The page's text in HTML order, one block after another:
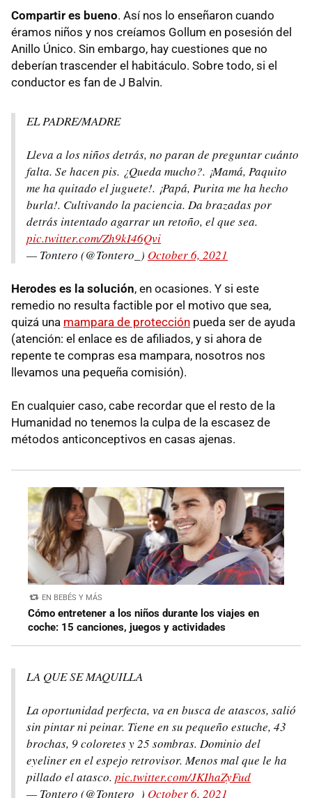
Compartir es bueno. Así nos lo enseñaron cuando
éramos niños y nos creíamos Gollum en posesión del
Anillo Único. Sin embargo, hay cuestiones que no
deberían trascender el habitáculo. Sobre todo, si el
conductor es fan de J Balvin.
EL PADRE/MADRE
Lleva a los niños detrás, no paran de preguntar cuánto
falta. Se hacen pis. ¿Queda mucho?. ¡Mamá, Paquito
me ha quitado el juguete!. ¡Papá, Purita me ha hecho
burla!. Cultivando la paciencia. Da brazadas por
detrás intentado agarrar un retoño, el que sea.
pic.twitter.com/Zh9kI46Qvi
— Tontero (@Tontero_) October 6, 2021
Herodes es la solución, en ocasiones. Y si este
remedio no resulta factible por el motivo que sea,
quizá una mampara de protección pueda ser de ayuda
(atención: el enlace es de afiliados, y si ahora de
repente te compras esa mampara, nosotros nos
llevamos una pequeña comisión).
En cualquier caso, cabe recordar que el resto de la
Humanidad no tenemos la culpa de la escasez de
métodos anticonceptivos en casas ajenas.
EN BEBÉS Y MÁS
Cómo entretener a los niños durante los viajes en
coche: 15 canciones, juegos y actividades
LA QUE SE MAQUILLA
La oportunidad perfecta, va en busca de atascos, salió
sin pintar ni peinar. Tiene en su pequeño estuche, 43
brochas, 9 coloretes y 25 sombras. Dominio del
eyeliner en el espejo retrovisor. Menos mal que le ha
pillado el atasco. pic.twitter.com/JKIhaZyFud
— Tontero (@Tontero_) October 6, 2021